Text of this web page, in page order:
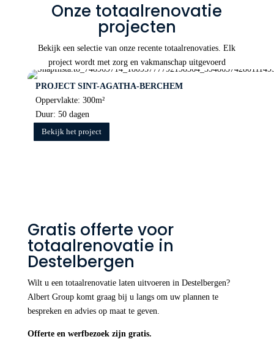
Onze totaalrenovatie
projecten
Bekijk een selectie van onze recente totaalrenovaties. Elk
project wordt met zorg en vakmanschap uitgevoerd
PROJECT SINT-AGATHA-BERCHEM
Oppervlakte: 300m²
Duur: 50 dagen
Bekijk het project
Gratis offerte voor
totaalrenovatie in
Destelbergen
Wilt u een totaalrenovatie laten uitvoeren in Destelbergen?
Albert Group komt graag bij u langs om uw plannen te
bespreken en advies op maat te geven.
Offerte en werfbezoek zijn gratis.